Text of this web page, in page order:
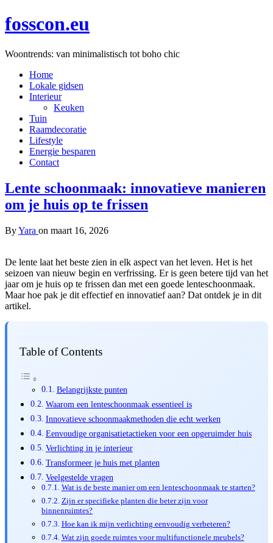
fosscon.eu
Woontrends: van minimalistisch tot boho chic
Home
Lokale gidsen
Interieur
Keuken
Tuin
Raamdecoratie
Lifestyle
Energie besparen
Contact
Lente schoonmaak: innovatieve manieren
om je huis op te frissen
ByYara on maart 16, 2026
De lente laat het beste zien in elk aspect van het leven. Het is het
seizoen van nieuw begin en verfrissing. Er is geen betere tijd van het
jaar om je huis op te frissen dan met een goede lenteschoonmaak.
Maar hoe pak je dit effectief en innovatief aan? Dat ontdek je in dit
artikel.
Table of Contents
Belangrijkste punten
Waarom een lenteschoonmaak essentieel is
Innovatieve schoonmaakmethoden die echt werken
Eenvoudige organisatietactieken voor een opgeruimder huis
Verlichting in je interieur
Transformeer je huis met planten
Veelgestelde vragen
Wat is de beste manier om een lenteschoonmaak te starten?
Zijn er specifieke planten die beter zijn voor
binnenruimtes?
Hoe kan ik mijn verlichting eenvoudig verbeteren?
Wat zijn goede ruimtes voor multifunctionele meubels?